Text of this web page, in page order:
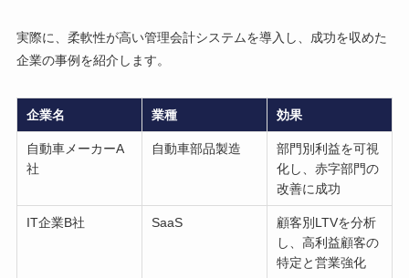
実際に、柔軟性が高い管理会計システムを導入し、成功を収めた
企業の事例を紹介します。
企業名 業種 効果
自動車メーカーA
社
自動車部品製造
部門別利益を可視
化し、赤字部門の
改善に成功
IT企業B社 SaaS
顧客別LTVを分析
し、高利益顧客の
特定と営業強化